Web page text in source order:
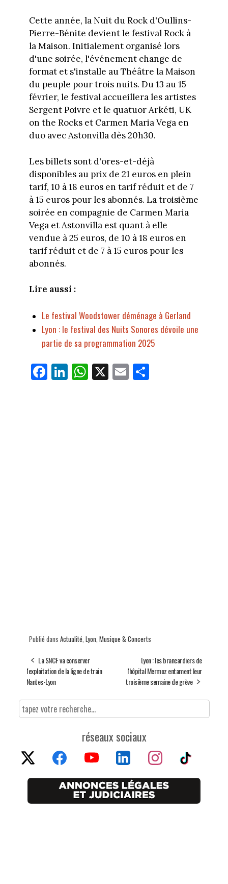
Cette année, la Nuit du Rock d'Oullins-
Pierre-Bénite devient le festival Rock à
la Maison. Initialement organisé lors
d'une soirée, l'événement change de
format et s'installe au Théâtre la Maison
du peuple pour trois nuits. Du 13 au 15
février, le festival accueillera les artistes
Sergent Poivre et le quatuor Arkéti, UK
on the Rocks et Carmen Maria Vega en
duo avec Astonvilla dès 20h30.
Les billets sont d'ores-et-déjà
disponibles au prix de 21 euros en plein
tarif, 10 à 18 euros en tarif réduit et de 7
à 15 euros pour les abonnés. La troisième
soirée en compagnie de Carmen Maria
Vega et Astonvilla est quant à elle
vendue à 25 euros, de 10 à 18 euros en
tarif réduit et de 7 à 15 euros pour les
abonnés.
Lire aussi :
Le festival Woodstower déménage à Gerland
Lyon : le festival des Nuits Sonores dévoile une
partie de sa programmation 2025
Fa
ce
Li
nk
W
ha
X E
m
Pa
Publié dans Actualité, Lyon, Musique & Concerts
La SNCF va conserver
l'exploitation de la ligne de train
Nantes-Lyon
Lyon : les brancardiers de
l'hôpital Mermoz entament leur
troisième semaine de grève
réseaux sociaux